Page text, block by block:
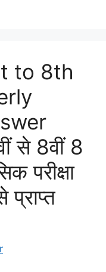
to 8th
से 8वीं 8
परीक्षा